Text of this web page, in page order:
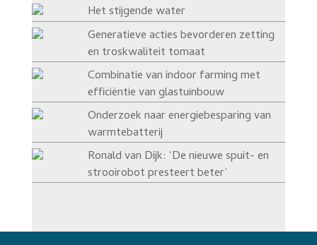
Het stijgende water
Generatieve acties bevorderen zetting
en troskwaliteit tomaat
Combinatie van indoor farming met
efficiëntie van glastuinbouw
Onderzoek naar energiebesparing van
warmtebatterij
Ronald van Dijk: ‘De nieuwe spuit- en
strooirobot presteert beter’